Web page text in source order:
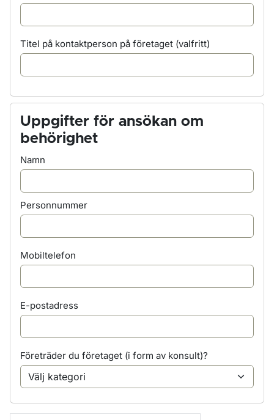
Titel på kontaktperson på företaget (valfritt)
Uppgifter för ansökan om
behörighet
Namn
Personnummer
Mobiltelefon
E-postadress
Företräder du företaget (i form av konsult)?